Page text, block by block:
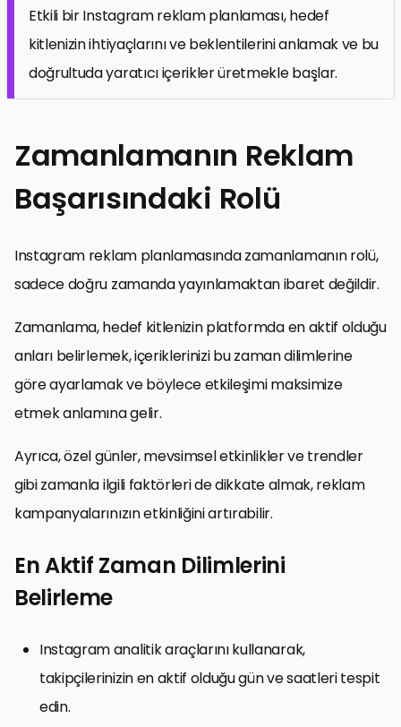
Etkili bir Instagram reklam planlaması, hedef
kitlenizin ihtiyaçlarını ve beklentilerini anlamak ve bu
doğrultuda yaratıcı içerikler üretmekle başlar.
Zamanlamanın Reklam
Başarısındaki Rolü
Instagram reklam planlamasında zamanlamanın rolü,
sadece doğru zamanda yayınlamaktan ibaret değildir.
Zamanlama, hedef kitlenizin platformda en aktif olduğu
anları belirlemek, içeriklerinizi bu zaman dilimlerine
göre ayarlamak ve böylece etkileşimi maksimize
etmek anlamına gelir.
Ayrıca, özel günler, mevsimsel etkinlikler ve trendler
gibi zamanla ilgili faktörleri de dikkate almak, reklam
kampanyalarınızın etkinliğini artırabilir.
En Aktif Zaman Dilimlerini
Belirleme
Instagram analitik araçlarını kullanarak,
takipçilerinizin en aktif olduğu gün ve saatleri tespit
edin.